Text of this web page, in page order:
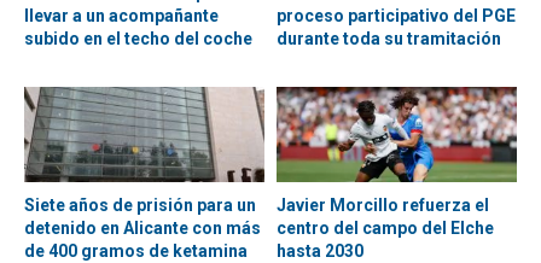
llevar a un acompañante
subido en el techo del coche
proceso participativo del PGE
durante toda su tramitación
Siete años de prisión para un
detenido en Alicante con más
de 400 gramos de ketamina
Javier Morcillo refuerza el
centro del campo del Elche
hasta 2030